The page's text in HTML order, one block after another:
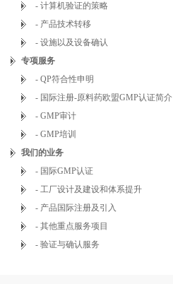
- 计算机验证的策略
- 产品技术转移
- 设施以及设备确认
专项服务
- QP符合性申明
- 国际注册-原料药欧盟GMP认证简介
- GMP审计
- GMP培训
我们的业务
- 国际GMP认证
- 工厂设计及建设和体系提升
- 产品国际注册及引入
- 其他重点服务项目
- 验证与确认服务